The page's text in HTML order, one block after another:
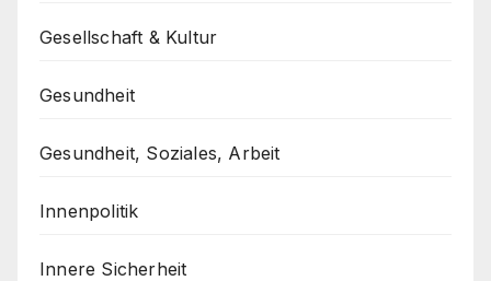
Gesellschaft & Kultur
Gesundheit
Gesundheit, Soziales, Arbeit
Innenpolitik
Innere Sicherheit